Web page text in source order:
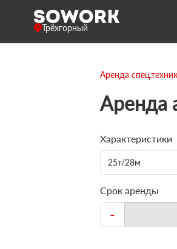
Трёхгорный
Аренда
Аренда
Характеристики
25т/28м
Срок аренды
-